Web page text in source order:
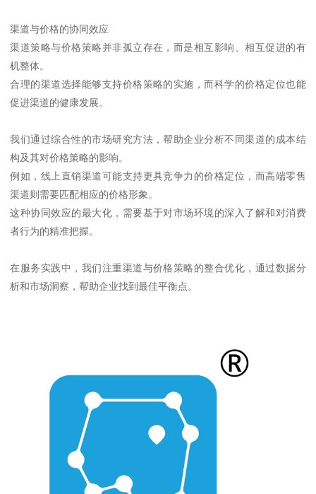
渠道与价格的协同效应
渠道策略与价格策略并非孤立存在，而是相互影响、相互促进的有
机整体。
合理的渠道选择能够支持价格策略的实施，而科学的价格定位也能
促进渠道的健康发展。
我们通过综合性的市场研究方法，帮助企业分析不同渠道的成本结
构及其对价格策略的影响。
例如，线上直销渠道可能支持更具竞争力的价格定位，而高端零售
渠道则需要匹配相应的价格形象。
这种协同效应的最大化，需要基于对市场环境的深入了解和对消费
者行为的精准把握。
在服务实践中，我们注重渠道与价格策略的整合优化，通过数据分
析和市场洞察，帮助企业找到最佳平衡点。